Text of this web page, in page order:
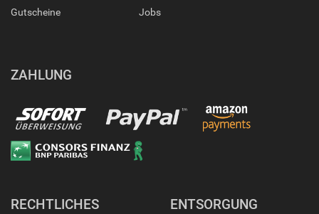
Gutscheine Jobs
ZAHLUNG
RECHTLICHES ENTSORGUNG